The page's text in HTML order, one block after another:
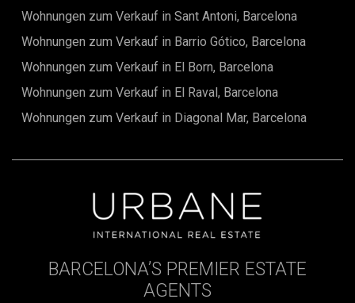
Wohnungen zum Verkauf in Sant Antoni, Barcelona
Wohnungen zum Verkauf in Barrio Gótico, Barcelona
Wohnungen zum Verkauf in El Born, Barcelona
Wohnungen zum Verkauf in El Raval, Barcelona
Wohnungen zum Verkauf in Diagonal Mar, Barcelona
BARCELONA’S PREMIER ESTATE
AGENTS